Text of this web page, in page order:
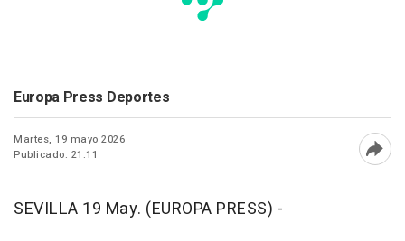
Europa Press Deportes
Martes, 19 mayo 2026
Publicado: 21:11
SEVILLA 19 May. (EUROPA PRESS) -